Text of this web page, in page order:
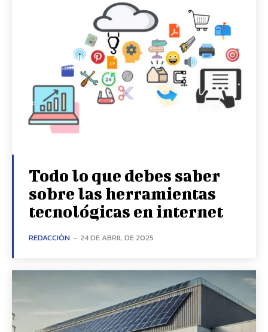
Todo lo que debes saber
sobre las herramientas
tecnológicas en internet
REDACCIÓN - 24 DE ABRIL DE 2025